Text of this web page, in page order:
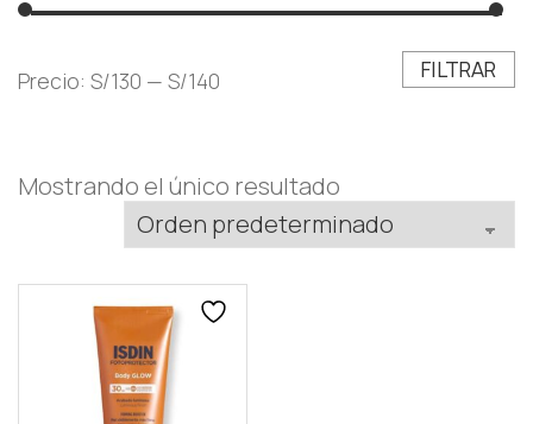
FILTRAR
Precio: S/130 — S/140
Mostrando el único resultado